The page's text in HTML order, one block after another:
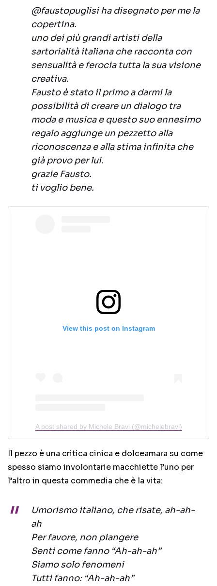
@faustopuglisi ha disegnato per me la
copertina.
uno dei più grandi artisti della
sartorialità italiana che racconta con
sensualità e ferocia tutta la sua visione
creativa.
Fausto è stato il primo a darmi la
possibilità di creare un dialogo tra
moda e musica e questo suo ennesimo
regalo aggiunge un pezzetto alla
riconoscenza e alla stima infinita che
già provo per lui.
grazie Fausto.
ti voglio bene.
View this post on Instagram
A post shared by Michele Bravi (@michelebravi)
Il pezzo è una critica cinica e dolceamara su come
spesso siamo involontarie macchiette l’uno per
l’altro in questa commedia che è la vita:
Umorismo italiano, che risate, ah-ah-
ah
Per favore, non piangere
Senti come fanno “Ah-ah-ah”
Siamo solo fenomeni
Tutti fanno: “Ah-ah-ah”